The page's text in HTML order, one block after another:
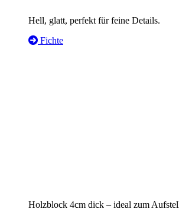
Hell, glatt, perfekt für feine Details.
Fichte
Holzblock 4cm dick – ideal zum